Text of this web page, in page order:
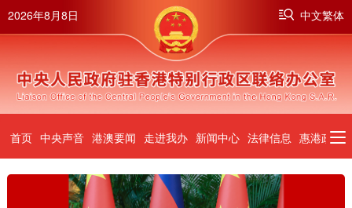
2026年8月8日 中文繁体
首页 中央声音 港澳要闻 走进我办 新闻中心 法律信息 惠港政策